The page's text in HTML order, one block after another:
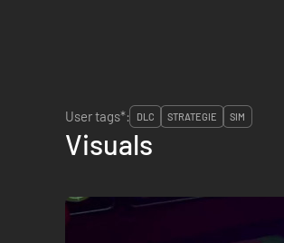
User tags*:
DLC STRATEGIE SIM
Visuals